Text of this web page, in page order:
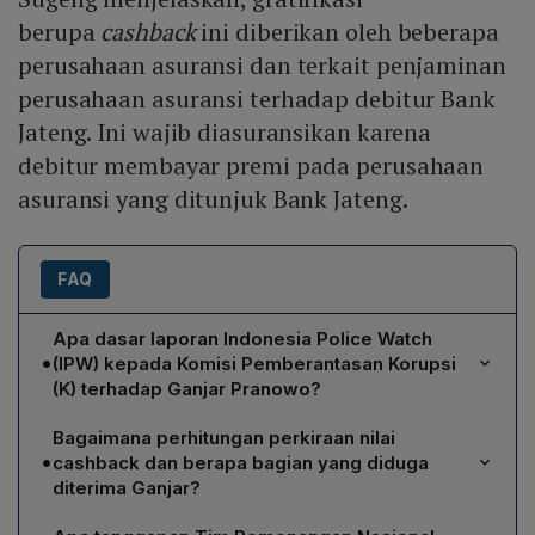
berupa cashbackini diberikan oleh beberapa
perusahaan asuransi dan terkait penjaminan
perusahaan asuransi terhadap debitur Bank
Jateng. Ini wajib diasuransikan karena
debitur membayar premi pada perusahaan
asuransi yang ditunjuk Bank Jateng.
FAQ
•
Apa dasar laporan Indonesia Police Watch
(IPW) kepada Komisi Pemberantasan Korupsi
(K) terhadap Ganjar Pranowo?
IPW melaporkan dugaan gratifikasi berupa cashback
yang diberikan oleh beberapa perusahaan asuransi
kepada Direktur Utama Bank Jateng (Supr) dan Ganjar
Pranowo selaku Gubernur Jawa Tengah selama
periode 2014‑2023. Menurut Ketua IPW, Sugeng Teguh
•
Bagaimana perhitungan perkiraan nilai
cashback dan berapa bagian yang diduga
diterima Ganjar?
Sugeng memperkirakan total cashback mencapai 16%